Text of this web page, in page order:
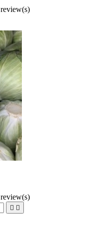
review(s)
review(s)
 